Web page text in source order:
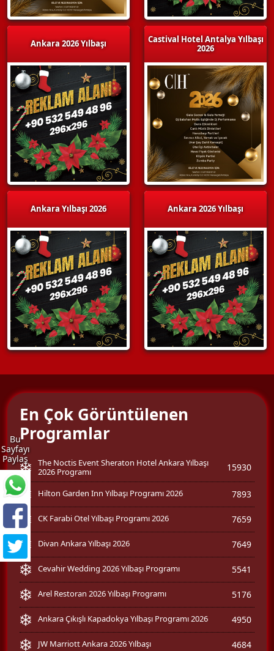
Ankara 2026 Yılbaşı
Ankara Yılbaşı 2026
Castival Hotel Antalya Yılbaşı
2026
Ankara 2026 Yılbaşı
Bu
Sayfayı
Paylaş
En Çok Görüntülenen
Programlar
The Noctis Event Sheraton Hotel Ankara Yılbaşı
2026 Programı
15930
Hilton Garden Inn Yılbaşı Programı 2026 7893
CK Farabi Otel Yılbaşı Programı 2026 7659
Divan Ankara Yılbaşı 2026 7649
Cevahir Wedding 2026 Yılbaşı Programı 5541
Arel Restoran 2026 Yılbaşı Programı 5176
Ankara Çıkışlı Kapadokya Yılbaşı Programı 2026 4950
JW Marriott Ankara 2026 Yılbaşı 4684